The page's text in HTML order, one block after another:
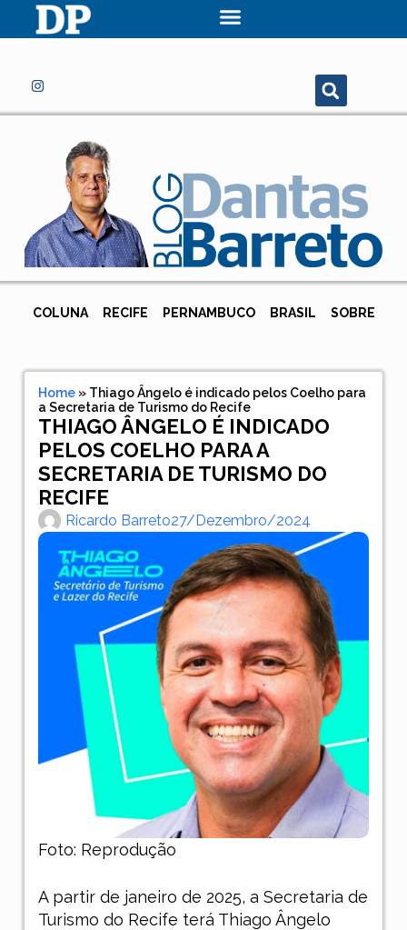
COLUNA RECIFE PERNAMBUCO BRASIL SOBRE
Home» Thiago Ângelo é indicado pelos Coelho para
a Secretaria de Turismo do Recife
THIAGO ÂNGELO É INDICADO
PELOS COELHO PARA A
SECRETARIA DE TURISMO DO
RECIFE
Ricardo Barreto27/dezembro/2024
Foto: Reprodução
A partir de janeiro de 2025, a Secretaria de
Turismo do Recife terá Thiago Ângelo